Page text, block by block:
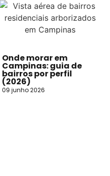
Onde morar em
Campinas: guia de
bairros por perfil
(2026)
09 junho 2026